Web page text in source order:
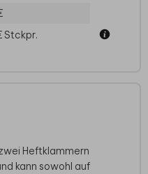
Stckpr.
Heftklammern
kann sowohl auf